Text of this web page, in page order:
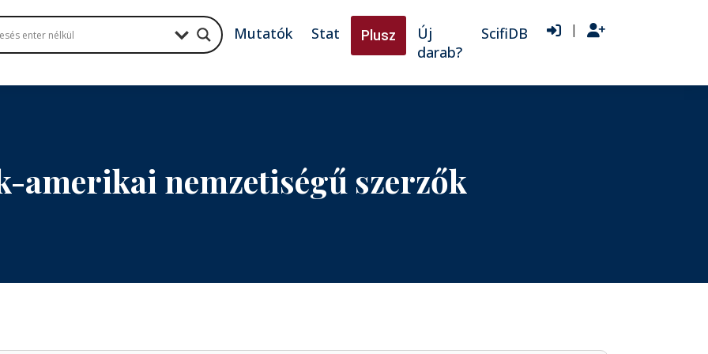
Mutatók Stat Plusz
Új
darab?
ScifiDB |
amerikai nemzetiségű szerzők